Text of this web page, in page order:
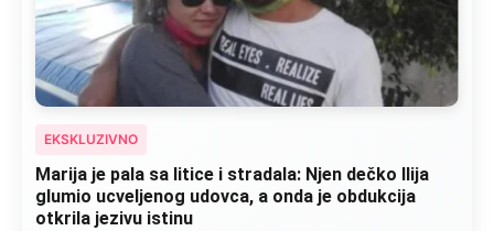
EKSKLUZIVNO
Marija je pala sa litice i stradala: Njen dečko Ilija
glumio ucveljenog udovca, a onda je obdukcija
otkrila jezivu istinu